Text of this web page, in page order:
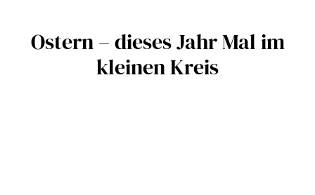
Ostern – dieses Jahr Mal im
kleinen Kreis